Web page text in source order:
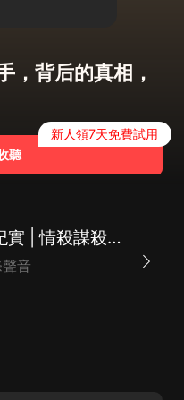
，背后的真相，
聽
新人領7天免費試用
人性禁島 大案紀實 | 情殺謀殺 | 命案追凶 | 真實故事 | 普法宣傳
音